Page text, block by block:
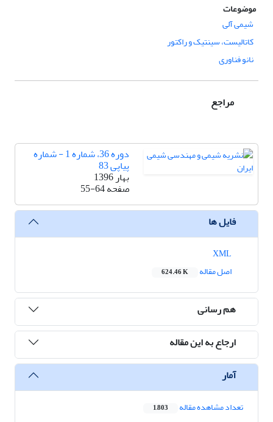
موضوعات
شیمی آلی
کاتالیست، سینتیک و راکتور
نانو فناوری
مراجع
دوره 36، شماره 1 - شماره
پیاپی 83
بهار 1396
صفحه55-64
فایل ها
اصل مقاله
624.46 K
هم رسانی
ارجاع به این مقاله
آمار
تعداد مشاهده مقاله 1,803